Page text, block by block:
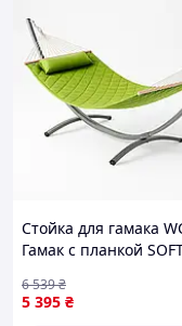
Стойка для гамака
Гамак с планкой
двухместный
5 395 ₴
6 539₴